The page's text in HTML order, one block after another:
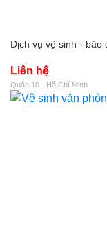
Dịch vụ vệ sinh -
Liên hệ
Quận 10 - Hồ Chí Minh